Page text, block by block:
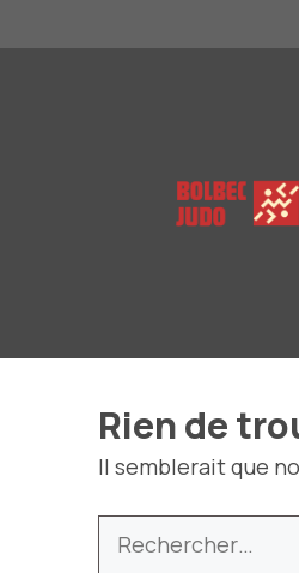
au
Rien de
Il semblerait que
Rechercher :